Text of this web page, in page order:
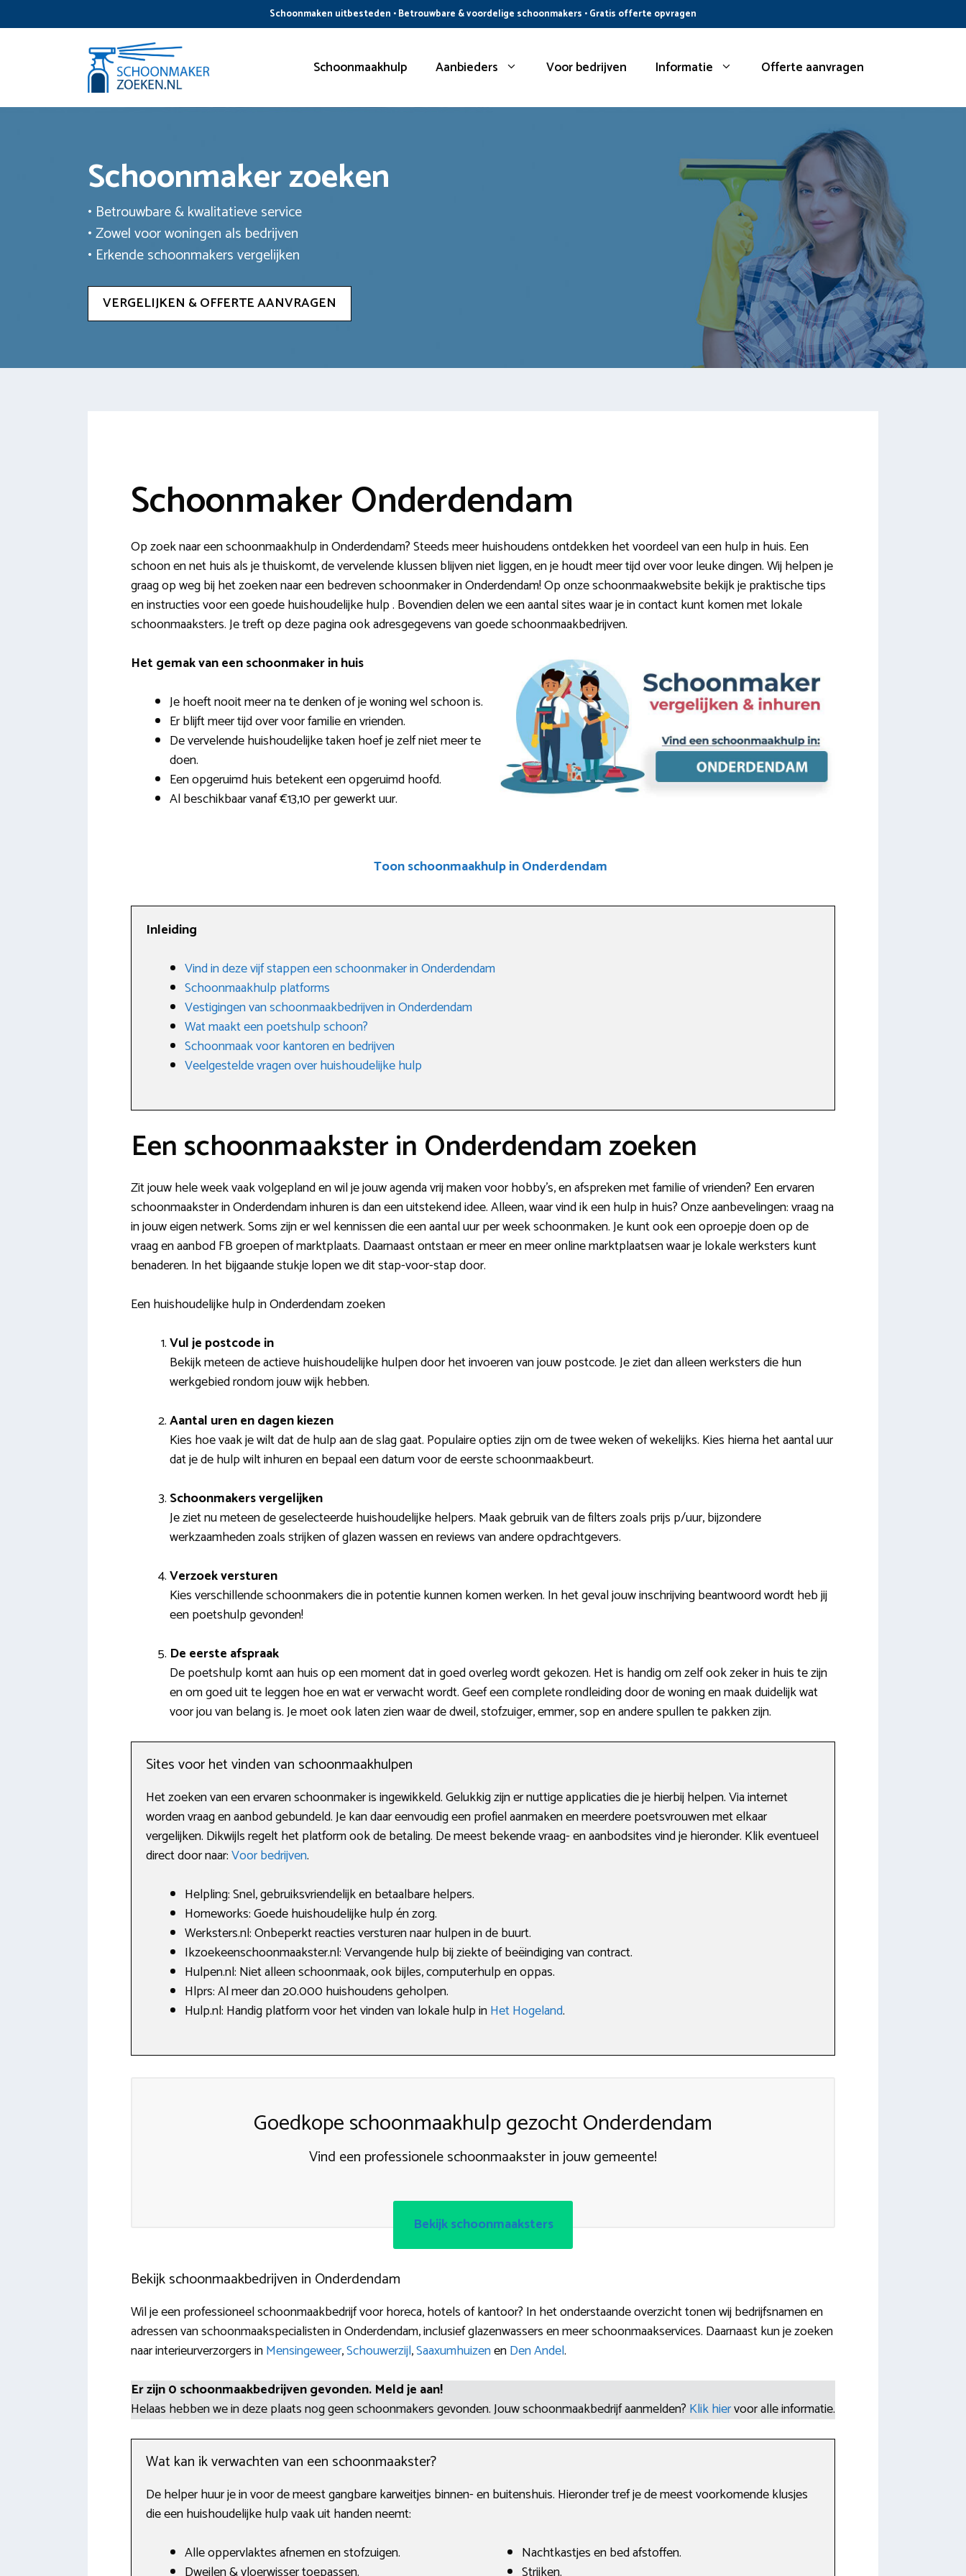
naar
Schoonmaken uitbesteden • Betrouwbare & voordelige schoonmakers • Gratis offerte opvragen
Schoonmaakhulp Aanbieders Voor bedrijven Informatie Offerte aanvragen
Schoonmaker zoeken
• Betrouwbare & kwalitatieve service
• Zowel voor woningen als bedrijven
• Erkende schoonmakers vergelijken
VERGELIJKEN & OFFERTE AANVRAGEN
Schoonmaker Onderdendam
Op zoek naar een schoonmaakhulp in Onderdendam? Steeds meer huishoudens ontdekken het voordeel van een hulp in huis. Een
schoon en net huis als je thuiskomt, de vervelende klussen blijven niet liggen, en je houdt meer tijd over voor leuke dingen. Wij helpen je
graag op weg bij het zoeken naar een bedreven schoonmaker in Onderdendam! Op onze schoonmaakwebsite bekijk je praktische tips
en instructies voor een goede huishoudelijke hulp . Bovendien delen we een aantal sites waar je in contact kunt komen met lokale
schoonmaaksters. Je treft op deze pagina ook adresgegevens van goede schoonmaakbedrijven.
Het gemak van een schoonmaker in huis
Je hoeft nooit meer na te denken of je woning wel schoon is.
Er blijft meer tijd over voor familie en vrienden.
De vervelende huishoudelijke taken hoef je zelf niet meer te
doen.
Een opgeruimd huis betekent een opgeruimd hoofd.
Al beschikbaar vanaf €13,10 per gewerkt uur.
Toon schoonmaakhulp in Onderdendam
Inleiding
Vind in deze vijf stappen een schoonmaker in Onderdendam
Schoonmaakhulp platforms
Vestigingen van schoonmaakbedrijven in Onderdendam
Wat maakt een poetshulp schoon?
Schoonmaak voor kantoren en bedrijven
Veelgestelde vragen over huishoudelijke hulp
Een schoonmaakster in Onderdendam zoeken
Zit jouw hele week vaak volgepland en wil je jouw agenda vrij maken voor hobby’s, en afspreken met familie of vrienden? Een ervaren
schoonmaakster in Onderdendam inhuren is dan een uitstekend idee. Alleen, waar vind ik een hulp in huis? Onze aanbevelingen: vraag na
in jouw eigen netwerk. Soms zijn er wel kennissen die een aantal uur per week schoonmaken. Je kunt ook een oproepje doen op de
vraag en aanbod FB groepen of marktplaats. Daarnaast ontstaan er meer en meer online marktplaatsen waar je lokale werksters kunt
benaderen. In het bijgaande stukje lopen we dit stap-voor-stap door.
Een huishoudelijke hulp in Onderdendam zoeken
Vul je postcode in
Bekijk meteen de actieve huishoudelijke hulpen door het invoeren van jouw postcode. Je ziet dan alleen werksters die hun
werkgebied rondom jouw wijk hebben.
Aantal uren en dagen kiezen
Kies hoe vaak je wilt dat de hulp aan de slag gaat. Populaire opties zijn om de twee weken of wekelijks. Kies hierna het aantal uur
dat je de hulp wilt inhuren en bepaal een datum voor de eerste schoonmaakbeurt.
Schoonmakers vergelijken
Je ziet nu meteen de geselecteerde huishoudelijke helpers. Maak gebruik van de filters zoals prijs p/uur, bijzondere
werkzaamheden zoals strijken of glazen wassen en reviews van andere opdrachtgevers.
Verzoek versturen
Kies verschillende schoonmakers die in potentie kunnen komen werken. In het geval jouw inschrijving beantwoord wordt heb jij
een poetshulp gevonden!
De eerste afspraak
De poetshulp komt aan huis op een moment dat in goed overleg wordt gekozen. Het is handig om zelf ook zeker in huis te zijn
en om goed uit te leggen hoe en wat er verwacht wordt. Geef een complete rondleiding door de woning en maak duidelijk wat
voor jou van belang is. Je moet ook laten zien waar de dweil, stofzuiger, emmer, sop en andere spullen te pakken zijn.
Sites voor het vinden van schoonmaakhulpen
Het zoeken van een ervaren schoonmaker is ingewikkeld. Gelukkig zijn er nuttige applicaties die je hierbij helpen. Via internet
worden vraag en aanbod gebundeld. Je kan daar eenvoudig een profiel aanmaken en meerdere poetsvrouwen met elkaar
vergelijken. Dikwijls regelt het platform ook de betaling. De meest bekende vraag- en aanbodsites vind je hieronder. Klik eventueel
direct door naar:Voor bedrijven.
Helpling: Snel, gebruiksvriendelijk en betaalbare helpers.
Homeworks: Goede huishoudelijke hulp én zorg.
Werksters.nl: Onbeperkt reacties versturen naar hulpen in de buurt.
Ikzoekeenschoonmaakster.nl: Vervangende hulp bij ziekte of beëindiging van contract.
Hulpen.nl: Niet alleen schoonmaak, ook bijles, computerhulp en oppas.
Hlprs: Al meer dan 20.000 huishoudens geholpen.
Hulp.nl: Handig platform voor het vinden van lokale hulp inHet Hogeland.
Goedkope schoonmaakhulp gezocht Onderdendam
Vind een professionele schoonmaakster in jouw gemeente!
Bekijk schoonmaaksters
Bekijk schoonmaakbedrijven in Onderdendam
Wil je een professioneel schoonmaakbedrijf voor horeca, hotels of kantoor? In het onderstaande overzicht tonen wij bedrijfsnamen en
adressen van schoonmaakspecialisten in Onderdendam, inclusief glazenwassers en meer schoonmaakservices. Daarnaast kun je zoeken
naar interieurverzorgers inMensingeweer,Schouwerzijl,SaaxumhuizenenDen Andel.
Er zijn 0 schoonmaakbedrijven gevonden. Meld je aan!
Helaas hebben we in deze plaats nog geen schoonmakers gevonden. Jouw schoonmaakbedrijf aanmelden? Klik hiervoor alle informatie.
Wat kan ik verwachten van een schoonmaakster?
De helper huur je in voor de meest gangbare karweitjes binnen- en buitenshuis. Hieronder tref je de meest voorkomende klusjes
die een huishoudelijke hulp vaak uit handen neemt:
Alle oppervlaktes afnemen en stofzuigen.
Nachtkastjes en bed afstoffen.